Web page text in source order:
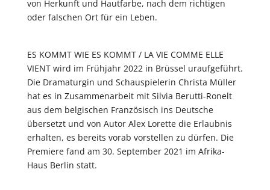
von Herkunft und Hautfarbe, nach dem richtigen
oder falschen Ort für ein Leben.
ES KOMMT WIE ES KOMMT / LA VIE COMME ELLE
VIENT wird im Frühjahr 2022 in Brüssel uraufgeführt.
Die Dramaturgin und Schauspielerin Christa Müller
hat es in Zusammenarbeit mit Silvia Berutti-Ronelt
aus dem belgischen Französisch ins Deutsche
übersetzt und von Autor Alex Lorette die Erlaubnis
erhalten, es bereits vorab vorstellen zu dürfen. Die
Premiere fand am 30. September 2021 im Afrika-
Haus Berlin statt.